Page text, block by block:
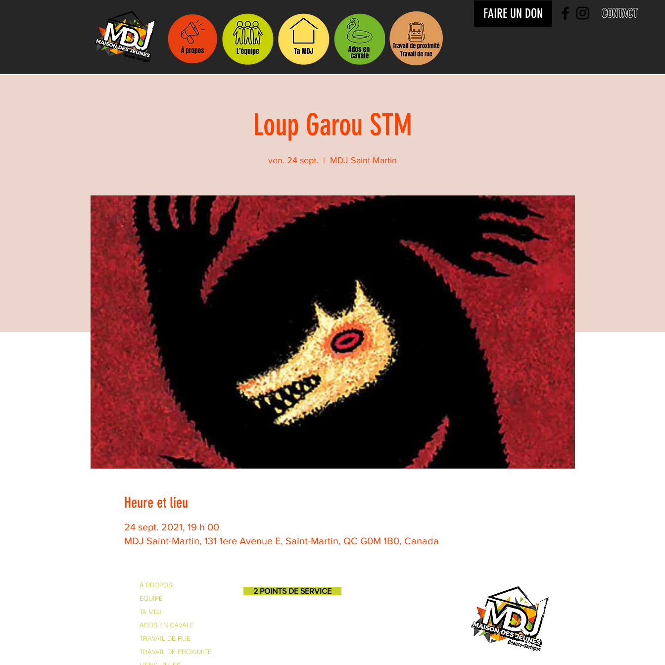
FAIRE UN DON CONTACT
Loup Garou STM
ven. 24 sept.
  |
MDJ Saint-Martin
Heure et lieu
24 sept. 2021, 19 h 00
MDJ Saint-Martin, 131 1ere Avenue E, Saint-Martin, QC G0M 1B0, Canada
À PROPOS
ÉQUIPE
TA MDJ
ADOS EN CAVALE
TRAVAIL DE RUE
TRAVAIL DE PROXIMITÉ
2 POINTS DE SERVICE